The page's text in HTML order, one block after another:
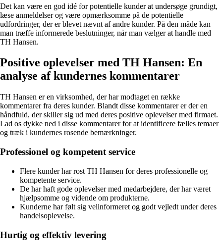
Det kan være en god idé for potentielle kunder at undersøge grundigt,
læse anmeldelser og være opmærksomme på de potentielle
udfordringer, der er blevet nævnt af andre kunder. På den måde kan
man træffe informerede beslutninger, når man vælger at handle med
TH Hansen.
Positive oplevelser med TH Hansen: En
analyse af kundernes kommentarer
TH Hansen er en virksomhed, der har modtaget en række
kommentarer fra deres kunder. Blandt disse kommentarer er der en
håndfuld, der skiller sig ud med deres positive oplevelser med firmaet.
Lad os dykke ned i disse kommentarer for at identificere fælles temaer
og træk i kundernes rosende bemærkninger.
Professionel og kompetent service
Flere kunder har rost TH Hansen for deres professionelle og
kompetente service.
De har haft gode oplevelser med medarbejdere, der har været
hjælpsomme og vidende om produkterne.
Kunderne har følt sig velinformeret og godt vejledt under deres
handelsoplevelse.
Hurtig og effektiv levering